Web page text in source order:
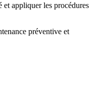
et appliquer les procédures
préventive et